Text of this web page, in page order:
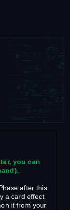
you can
after this
a card effect
it from your